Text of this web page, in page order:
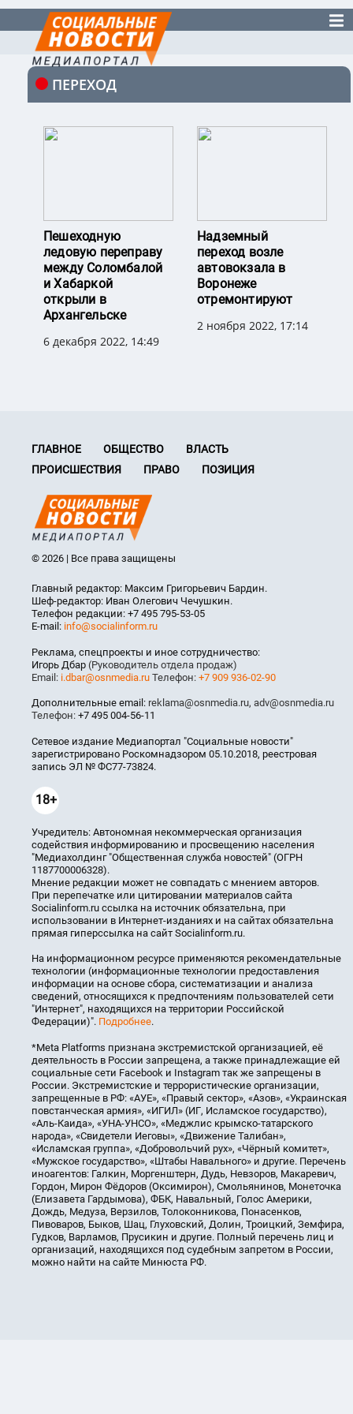
ПЕРЕХОД
Пешеходную
ледовую переправу
между Соломбалой
и Хабаркой
открыли в
Архангельске
6 декабря 2022, 14:49
Надземный
переход возле
автовокзала в
Воронеже
отремонтируют
2 ноября 2022, 17:14
ГЛАВНОЕ ОБЩЕСТВО
ВЛАСТЬ
ПРОИСШЕСТВИЯ
ПРАВО ПОЗИЦИЯ
© 2026 | Все права защищены
Главный редактор: Максим Григорьевич Бардин.
Шеф-редактор: Иван Олегович Чечушкин.
Телефон редакции: +7 495 795-53-05
E-mail: info@socialinform.ru
Реклама, спецпроекты и иное сотрудничество:
Игорь Дбар (Руководитель отдела продаж)
Email: i.dbar@osnmedia.ru Телефон: +7 909 936-02-90
Дополнительные email: reklama@osnmedia.ru, adv@osnmedia.ru
Телефон: +7 495 004-56-11
Сетевое издание Медиапортал "Социальные новости"
зарегистрировано Роскомнадзором 05.10.2018, реестровая
запись ЭЛ № ФС77-73824.
18+
Учредитель: Автономная некоммерческая организация
содействия информированию и просвещению населения
"Медиахолдинг "Общественная служба новостей" (ОГРН
1187700006328).
Мнение редакции может не совпадать с мнением авторов.
При перепечатке или цитировании материалов сайта
Socialinform.ru ссылка на источник обязательна, при
использовании в Интернет-изданиях и на сайтах обязательна
прямая гиперссылка на сайт Socialinform.ru.
На информационном ресурсе применяются рекомендательные
технологии (информационные технологии предоставления
информации на основе сбора, систематизации и анализа
сведений, относящихся к предпочтениям пользователей сети
"Интернет", находящихся на территории Российской
Федерации)". Подробнее.
*Meta Platforms признана экстремистской организацией, её
деятельность в России запрещена, а также принадлежащие ей
социальные сети Facebook и Instagram так же запрещены в
России. Экстремистские и террористические организации,
запрещенные в РФ: «АУЕ», «Правый сектор», «Азов», «Украинская
повстанческая армия», «ИГИЛ» (ИГ, Исламское государство),
«Аль-Каида», «УНА-УНСО», «Меджлис крымско-татарского
народа», «Свидетели Иеговы», «Движение Талибан»,
«Исламская группа», «Добровольчий рух», «Чёрный комитет»,
«Мужское государство», «Штабы Навального» и другие. Перечень
иноагентов: Галкин, Моргенштерн, Дудь, Невзоров, Макаревич,
Гордон, Мирон Фёдоров (Оксимирон), Смольянинов, Монеточка
(Елизавета Гардымова), ФБК, Навальный, Голос Америки,
Дождь, Медуза, Верзилов, Толоконникова, Понасенков,
Пивоваров, Быков, Шац, Глуховский, Долин, Троицкий, Земфира,
Гудков, Варламов, Прусикин и другие. Полный перечень лиц и
организаций, находящихся под судебным запретом в России,
можно найти на сайте Минюста РФ.